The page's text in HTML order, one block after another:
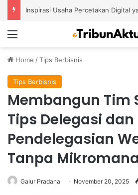
Home /Tips Berbisnis
Tips Berbisnis
Membangun Tim
Tips Delegasi dan
Pendelegasian
Tanpa
Galur Pradana November 20, 2025